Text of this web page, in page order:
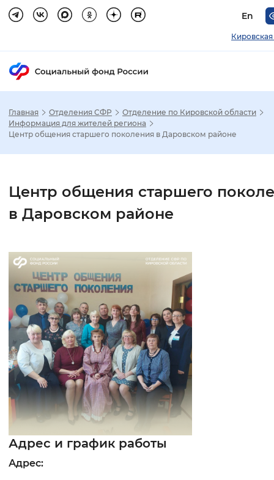
En
Настройка режима отображения
Увеличенный
С засечками
Интервал между буквами
Нормальный Увеличенный
Цвет сайта
Монохромный Инверсивный
Синий фон
Изображения
Главная Отделения СФР
Отделение по Кировской области
Информация для жителей региона
Центр общения старшего поколения в Даровском районе
Центр общения старшего
в Даровском районе
Адрес и график работы
Адрес: